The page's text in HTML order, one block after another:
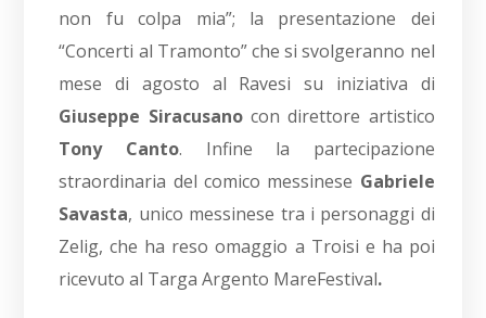
non fu colpa mia”; la presentazione dei
“Concerti al Tramonto” che si svolgeranno nel
mese di agosto al Ravesi su iniziativa di
Giuseppe Siracusanocon direttore artistico
Tony Canto. Infine la partecipazione
straordinaria del comico messinese Gabriele
Savasta, unico messinese tra i personaggi di
Zelig, che ha reso omaggio a Troisi e ha poi
ricevuto al Targa Argento MareFestival.